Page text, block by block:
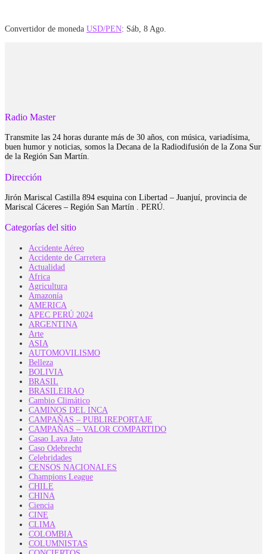
Convertidor de moneda USD/PEN: Sáb, 8 Ago.
Radio Master
Transmite las 24 horas durante más de 30 años, con música, variadísima,
buen humor y noticias, somos la Decana de la Radiodifusión de la Zona Sur
de la Región San Martín.
Dirección
Jirón Mariscal Castilla 894 esquina con Libertad – Juanjuí, provincia de
Mariscal Cáceres – Región San Martín . PERÚ.
Categorías del sitio
Accidente Aéreo
Accidente de Carretera
Actualidad
Africa
Agricultura
Amazonía
AMERICA
APEC PERÚ 2024
ARGENTINA
Arte
ASIA
AUTOMOVILISMO
Belleza
BOLIVIA
BRASIL
BRASILEIRAO
Cambio Climático
CAMINOS DEL INCA
CAMPAÑAS – PUBLIREPORTAJE
CAMPAÑAS – VALOR COMPARTIDO
Casao Lava Jato
Caso Odebrecht
Celebridades
CENSOS NACIONALES
Champions League
CHILE
CHINA
Ciencia
CINE
CLIMA
COLOMBIA
COLUMNISTAS